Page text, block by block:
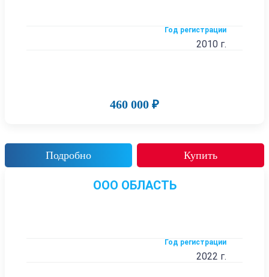
Год регистрации
2010 г.
460 000 ₽
Подробно Купить
ООО ОБЛАСТЬ
Год регистрации
2022 г.